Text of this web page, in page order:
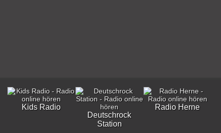
Kids Radio
Deutschrock
Station
Radio Herne